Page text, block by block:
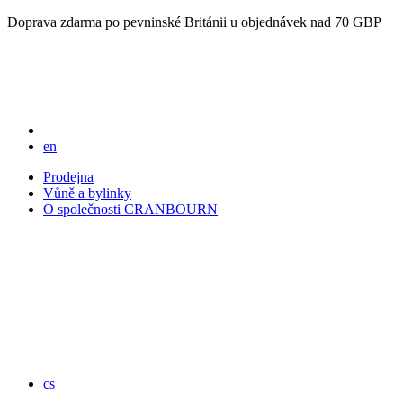
Doprava zdarma po pevninské Británii u objednávek nad 70 GBP
en
Prodejna
Vůně a bylinky
O společnosti CRANBOURN
cs